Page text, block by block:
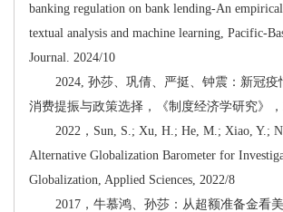
banking regulation on bank lending-An empirical
textual analysis and machine learning, Pacific-
Journal. 2024/10
2024, 孙莎、巩倩、严挺、钟震：新冠疫
消费提振与政策选择，《制度经济学研究》，
2022，Sun, S.; Xu, H.; He, M.; Xiao, Y.;
Alternative Globalization Barometer for
Globalization, Applied Sciences, 2022/8
2017，牛慕鸿、孙莎：从超额准备金看